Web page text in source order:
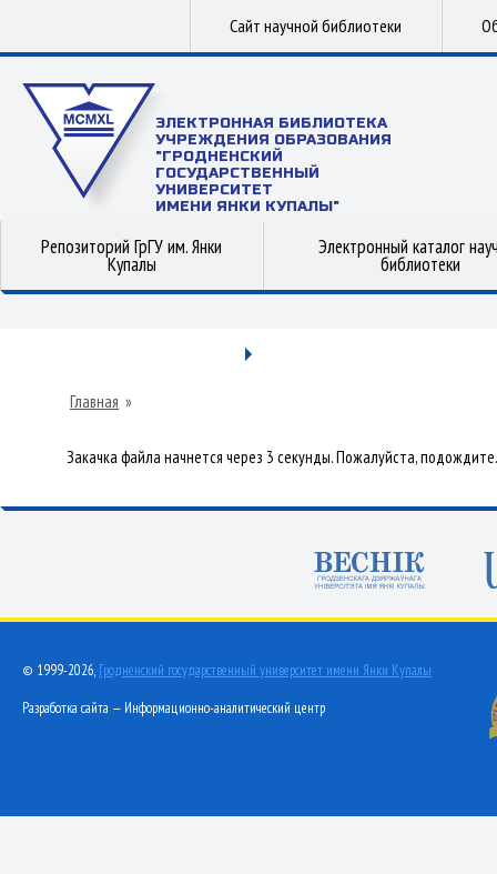
Сайт научной библиотеки
ЭЛЕКТРОННАЯ БИБЛИОТЕКА
УЧРЕЖДЕНИЯ ОБРАЗОВАНИЯ
"ГРОДНЕНСКИЙ
ГОСУДАРСТВЕННЫЙ
УНИВЕРСИТЕТ
ИМЕНИ ЯНКИ КУПАЛЫ"
Репозиторий ГрГУ им. Янки
Купалы
Электронный каталог
библиотеки
Главная »
Закачка файла начнется через 3 секунды. Пожалуйста, подождите.
© 1999-2026, Гродненский государственный университет имени Янки Купалы
Разработка сайта — Информационно-аналитический центр